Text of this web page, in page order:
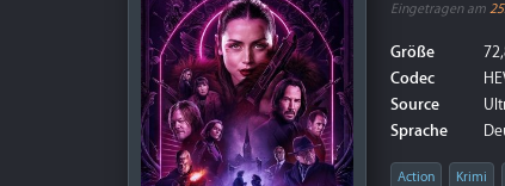
Eingetragen am
Größe
Codec
Source
Sprache
Action Krimi